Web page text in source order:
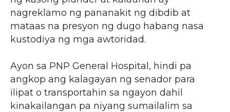
nagreklamo ng pananakit ng dibdib at
mataas na presyon ng dugo habang nasa
kustodiya ng mga awtoridad.
Ayon sa PNP General Hospital, hindi pa
angkop ang kalagayan ng senador para
ilipat o transportahin sa ngayon dahil
kinakailangan pa niyang sumailalim sa